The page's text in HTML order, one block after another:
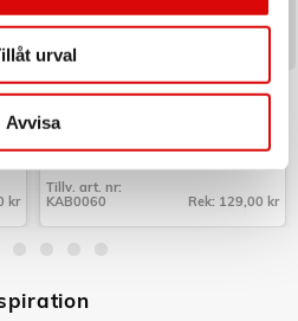
urval
Avvisa
kr
LOGILINK
Cable box - Kabelgömma Small
Svart
Art nr:
KAB0060
Tillv. art. nr:
KAB0060
Rek: 129,00 kr
n